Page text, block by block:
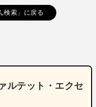
検索」に戻る
ルテット・エクセ